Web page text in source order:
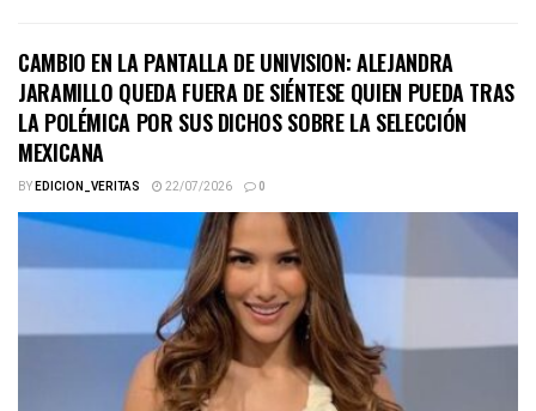
CAMBIO EN LA PANTALLA DE UNIVISION: ALEJANDRA
JARAMILLO QUEDA FUERA DE SIÉNTESE QUIEN PUEDA TRAS
LA POLÉMICA POR SUS DICHOS SOBRE LA SELECCIÓN
MEXICANA
BYEDICION_VERITAS 22/07/2026 0